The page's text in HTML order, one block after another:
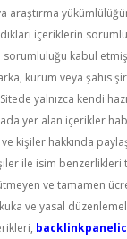
araştırma
içeriklerin
kabul
kurum veya şahıs
yalnızca kendi
yer alan içerikler
kişiler hakkında
ile isim
ve tamamen
ve yasal